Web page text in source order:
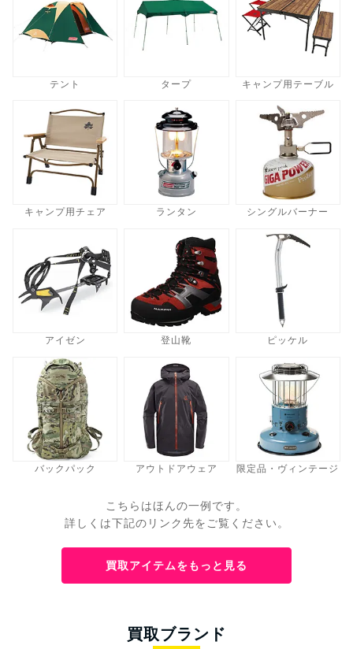
テント タープ キャンプ用テーブル
キャンプ用チェア ランタン シングルバーナー
アイゼン 登山靴 ピッケル
バックパック アウトドアウェア 限定品・ヴィンテージ
こちらはほんの一例です。
詳しくは下記のリンク先をご覧ください。
買取アイテムをもっと見る
買取ブランド